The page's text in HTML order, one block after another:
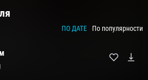
ПО ДАТЕ По популярности